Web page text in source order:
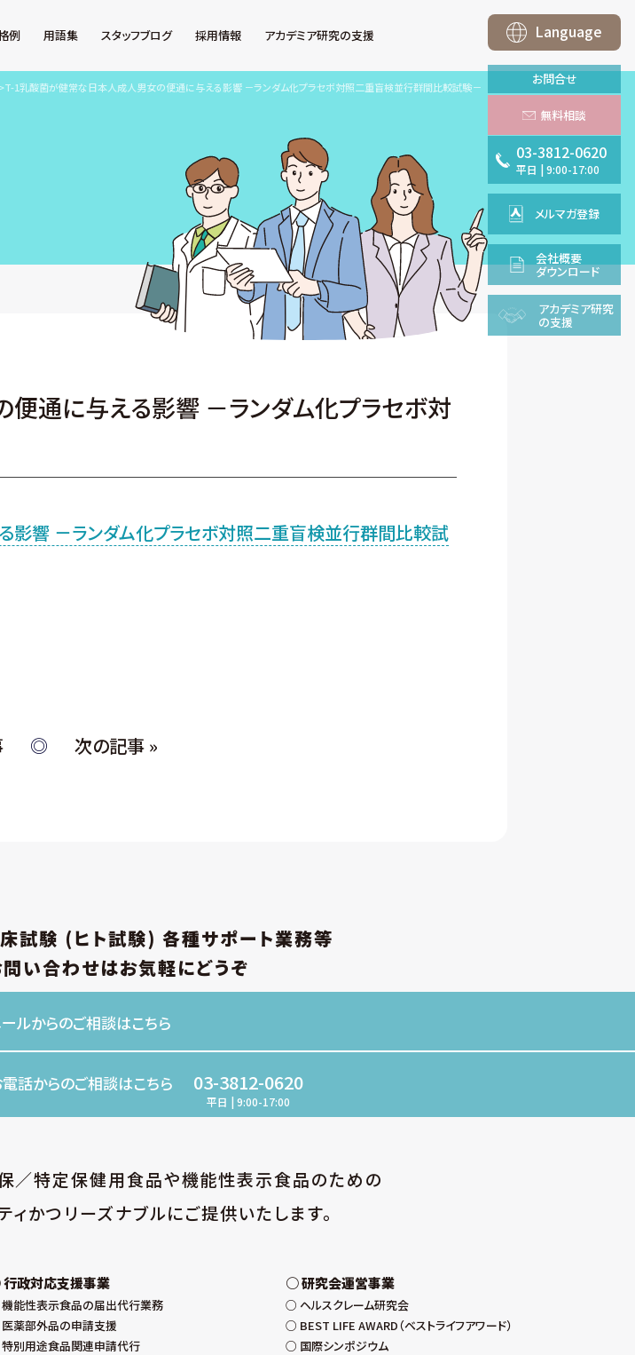
例 用語集 スタッフブログ 採用情報 アカデミア研究の支援
T-1乳酸菌が健常な日本人成人男女の便通に与える影響 －ランダム化プラセボ対照二重盲検並行群間比較試験－
Language
お問合せ
無料相談
03-3812-0620
平日 |9:00-17:00
メルマガ登録
会社概要
ダウンロード
アカデミア研究
の支援
通に与える影響 －ランダム化プラセボ対
響 －ランダム化プラセボ対照二重盲検並行群間比較試
次の記事 »
試験 (ヒト試験) 各種サポート業務等
い合わせはお気軽にどうぞ
ルからのご相談はこちら
話からのご相談はこちら 03-3812-0620
平日 | 9:00-17:00
／特定保健用食品や機能性表示食品のための
かつリーズナブルにご提供いたします。
行政対応支援事業
機能性表示食品の届出代行業務
医薬部外品の申請支援
特別用途食品関連申請代行
研究会運営事業
ヘルスクレーム研究会
BEST LIFE AWARD（ベストライフアワード）
国際シンポジウム